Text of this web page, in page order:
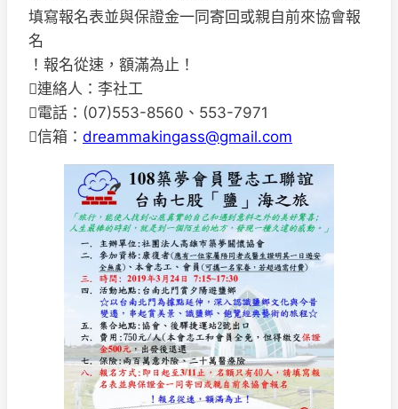
填寫報名表並與保證金一同寄回或親自前來協會報
名
！報名從速，額滿為止！
連絡人：李社工
電話：(07)553-8560、553-7971
信箱： dreammakingass@gmail.com